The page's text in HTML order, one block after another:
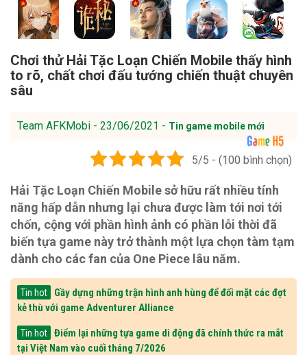
Chơi thử Hải Tặc Loạn Chiến Mobile thấy hình
to rõ, chất chơi đấu tướng chiến thuật chuyên
sâu
Team AFKMobi - 23/06/2021 - Tin game mobile mới
5/5 - (100 bình chọn)
Hải Tặc Loạn Chiến Mobile sở hữu rất nhiều tính
năng hấp dẫn nhưng lại chưa được làm tới nơi tới
chốn, cộng với phần hình ảnh có phần lỗi thời đã
biến tựa game này trở thành một lựa chọn tàm tạm
dành cho các fan của One Piece lâu năm.
Tin hot
Gầy dựng những trận hình anh hùng để đối mặt các đợt
kẻ thù với game Adventurer Alliance
Tin hot
Điểm lại những tựa game di động đã chính thức ra mắt
tại Việt Nam vào cuối tháng 7/2026